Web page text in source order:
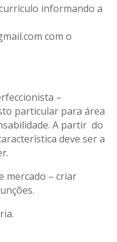
informando a
com o
–
particular para área
A partir do
deve ser a
mercado – criar